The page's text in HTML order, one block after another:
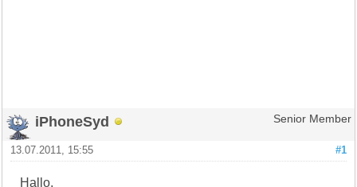
iPhoneSyd Senior Member
#1
13.07.2011, 15:55
Hallo,